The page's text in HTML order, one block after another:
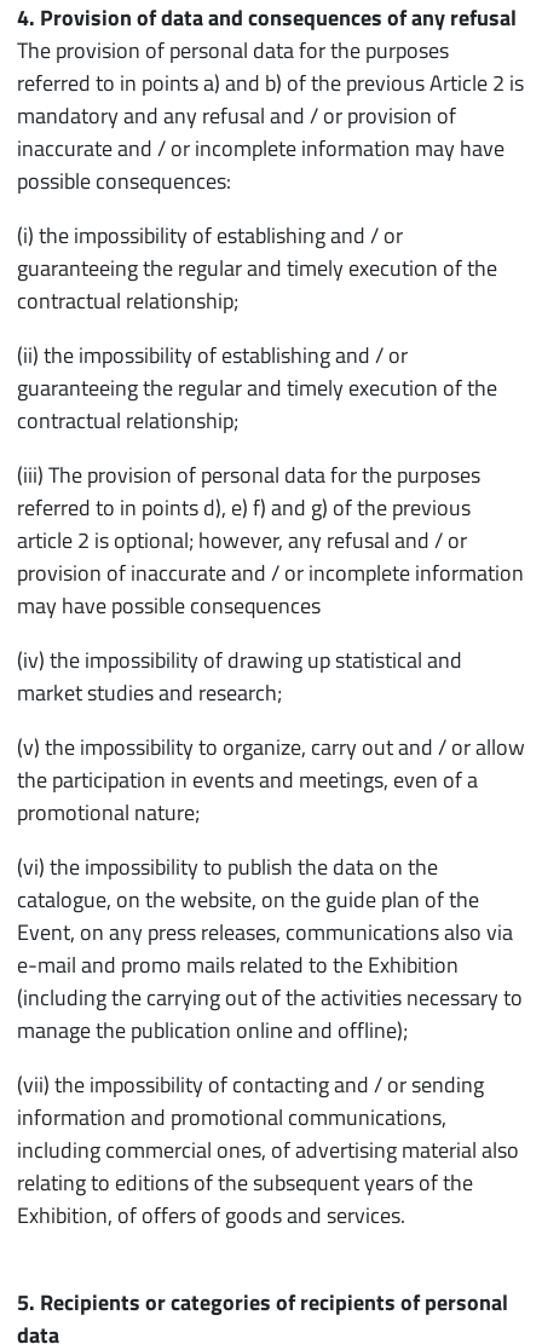
4. Provision of data and consequences of any refusal
The provision of personal data for the purposes
referred to in points a) and b) of the previous Article 2 is
mandatory and any refusal and / or provision of
inaccurate and / or incomplete information may have
possible consequences:
(i) the impossibility of establishing and / or
guaranteeing the regular and timely execution of the
contractual relationship;
(ii) the impossibility of establishing and / or
guaranteeing the regular and timely execution of the
contractual relationship;
(iii) The provision of personal data for the purposes
referred to in points d), e) f) and g) of the previous
article 2 is optional; however, any refusal and / or
provision of inaccurate and / or incomplete information
may have possible consequences
(iv) the impossibility of drawing up statistical and
market studies and research;
(v) the impossibility to organize, carry out and / or allow
the participation in events and meetings, even of a
promotional nature;
(vi) the impossibility to publish the data on the
catalogue, on the website, on the guide plan of the
Event, on any press releases, communications also via
e-mail and promo mails related to the Exhibition
(including the carrying out of the activities necessary to
manage the publication online and offline);
(vii) the impossibility of contacting and / or sending
information and promotional communications,
including commercial ones, of advertising material also
relating to editions of the subsequent years of the
Exhibition, of offers of goods and services.
5. Recipients or categories of recipients of personal
data